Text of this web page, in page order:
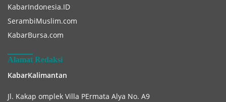
KabarIndonesia.ID
SerambiMuslim.com
KabarBursa.com
Alamat Redaksi
KabarKalimantan
Jl. Kakap omplek Villa PErmata Alya No. A9